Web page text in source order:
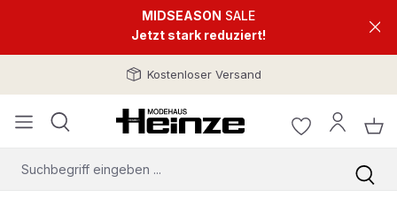
MIDSEASON SALE
Jetzt stark reduziert!
Kostenloser Versand